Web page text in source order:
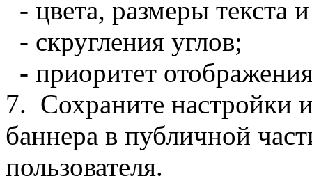
- цвета, размеры текста
- скругления углов;
- приоритет
7. Сохраните настройки
баннера в публичной
пользователя.